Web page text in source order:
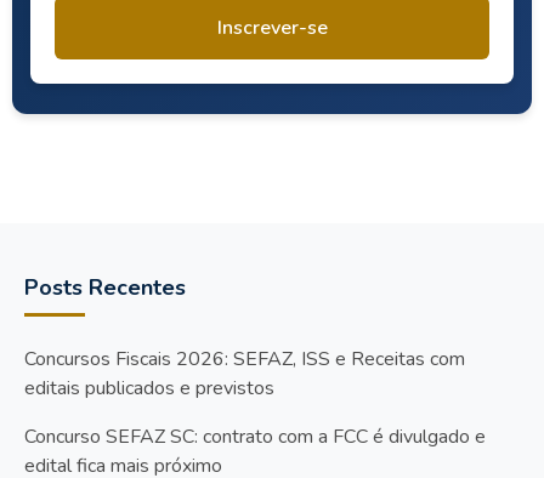
Inscrever-se
Posts Recentes
Concursos Fiscais 2026: SEFAZ, ISS e Receitas com
editais publicados e previstos
Concurso SEFAZ SC: contrato com a FCC é divulgado e
edital fica mais próximo